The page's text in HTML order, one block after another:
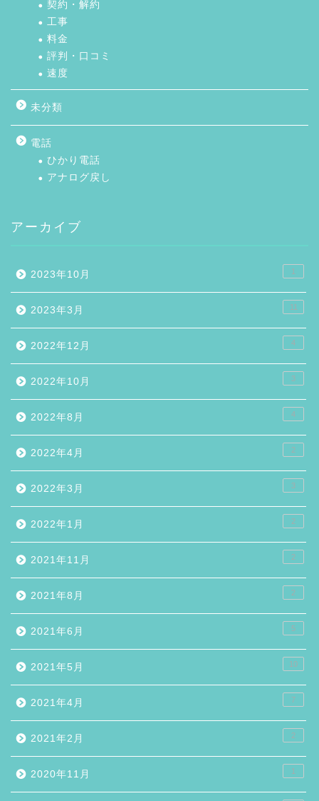
契約・解約
工事
料金
評判・口コミ
速度
未分類
電話
ひかり電話
アナログ戻し
アーカイブ
2023年10月 1
2023年3月 11
2022年12月 4
2022年10月 3
2022年8月 4
2022年4月 2
2022年3月 3
2022年1月 2
2021年11月 2
2021年8月 2
2021年6月 5
2021年5月 10
2021年4月 7
2021年2月 2
2020年11月 1